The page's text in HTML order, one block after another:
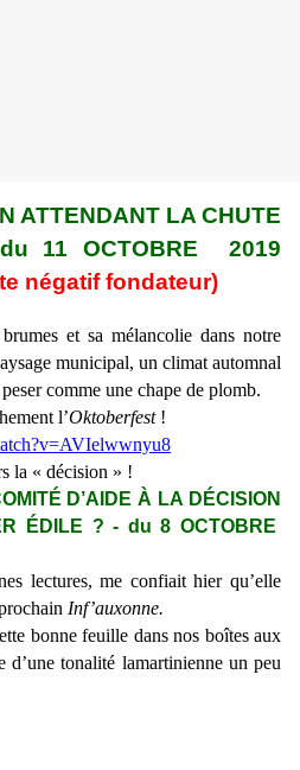
ATTENDANT LA CHUTE
11 OCTOBRE 2019
négatif fondateur)
et sa mélancolie dans notre
municipal, un climat automnal
comme une chape de plomb.
l’Oktoberfest !
la « décision » !
D’AIDE À LA DÉCISION
ÉDILE ? - du 8 OCTOBRE
lectures, me confiait hier qu’elle
Inf’auxonne.
bonne feuille dans nos boîtes aux
d’une tonalité lamartinienne un peu